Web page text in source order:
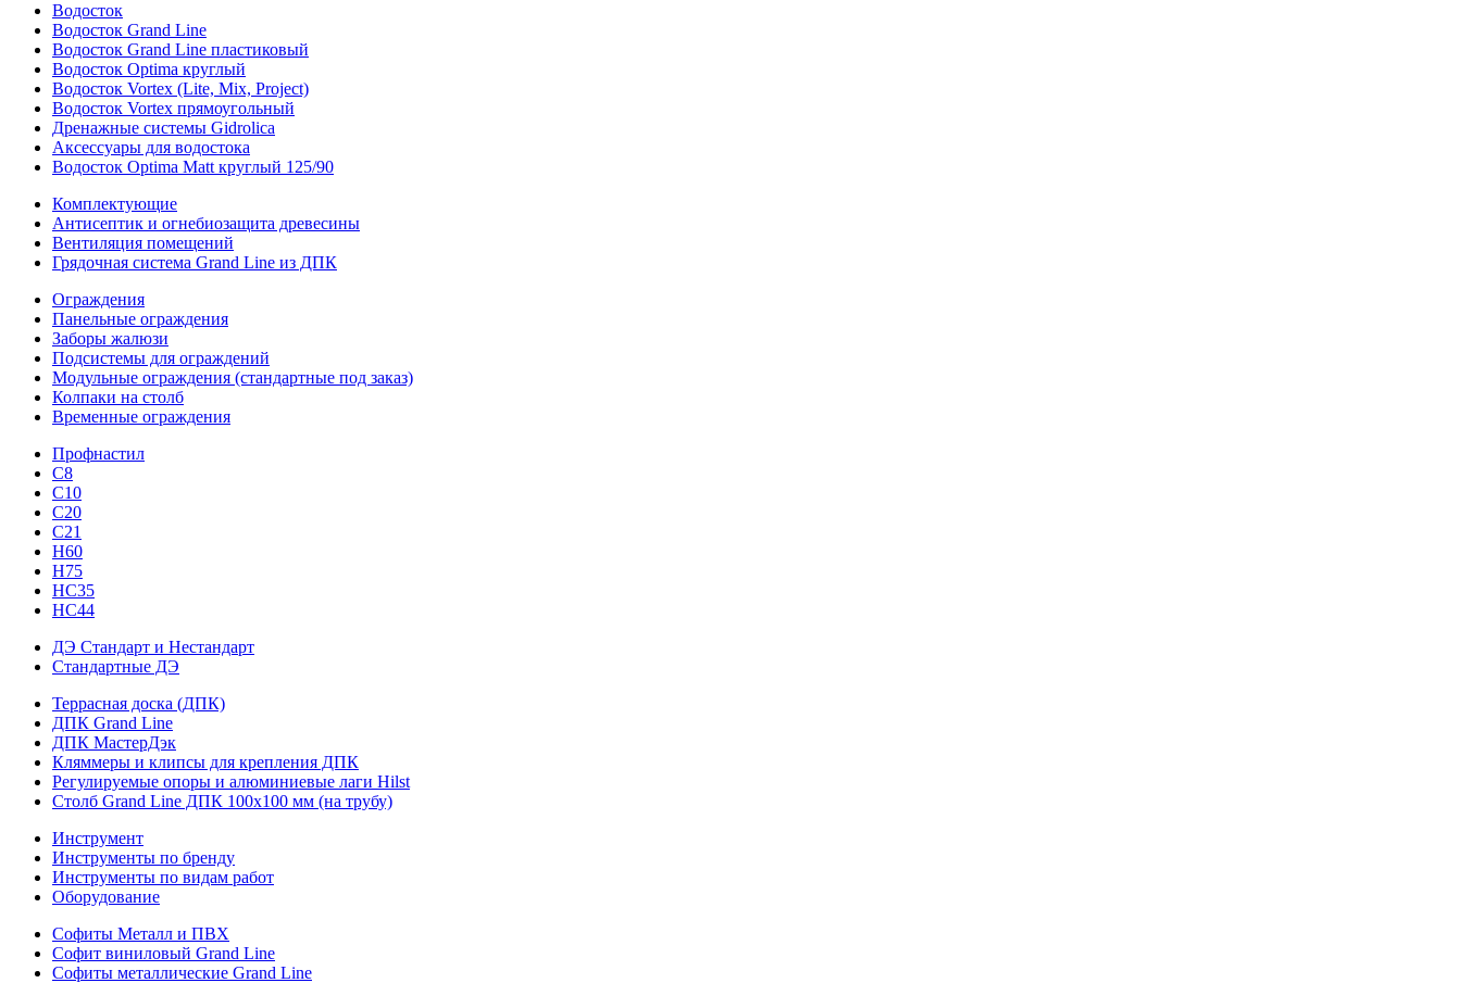
Водосток
Водосток Grand Line
Водосток Grand Line пластиковый
Водосток Optima круглый
Водосток Vortex (Lite, Mix, Project)
Водосток Vortex прямоугольный
Дренажные системы Gidrolica
Аксессуары для водостока
Водосток Optima Matt круглый 125/90
Комплектующие
Антисептик и огнебиозащита древесины
Вентиляция помещений
Грядочная система Grand Line из ДПК
Ограждения
Панельные ограждения
Заборы жалюзи
Подсистемы для ограждений
Модульные ограждения (стандартные под заказ)
Колпаки на столб
Временные ограждения
Профнастил
С8
С10
С20
С21
H60
H75
HС35
НС44
ДЭ Стандарт и Нестандарт
Стандартные ДЭ
Террасная доска (ДПК)
ДПК Grand Line
ДПК МастерДэк
Кляммеры и клипсы для крепления ДПК
Регулируемые опоры и алюминиевые лаги Hilst
Столб Grand Line ДПК 100х100 мм (на трубу)
Инструмент
Инструменты по бренду
Инструменты по видам работ
Оборудование
Софиты Металл и ПВХ
Софит виниловый Grand Line
Софиты металлические Grand Line